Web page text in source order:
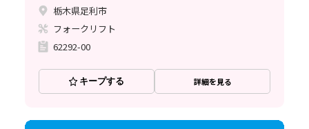
栃木県足利市
フォークリフト
62292-00
キープする 詳細を見る